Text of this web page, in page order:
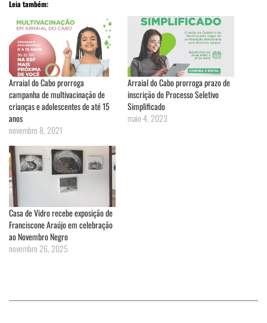
Leia também:
Arraial do Cabo prorroga
campanha de multivacinação de
crianças e adolescentes de até 15
anos
novembro 8, 2021
Arraial do Cabo prorroga prazo de
inscrição do Processo Seletivo
Simplificado
maio 4, 2023
Casa de Vidro recebe exposição de
Franciscone Araújo em celebração
ao Novembro Negro
novembro 26, 2025